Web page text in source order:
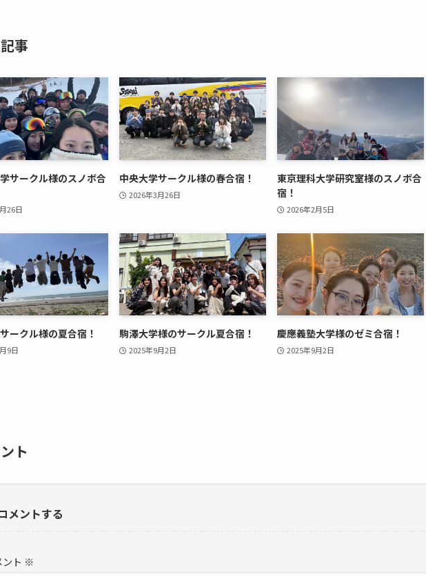
事
サークル様のスノボ合
26日
中央大学サークル様の春合宿！
2026年3月26日
東京理科大学研究室様のスノボ合
宿！
2026年2月5日
ークル様の夏合宿！
9日
駒澤大学様のサークル夏合宿！
2025年9月2日
慶應義塾大学様のゼミ合宿！
2025年9月2日
ト
メントする
ント ※